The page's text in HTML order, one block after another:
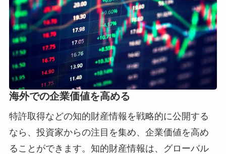
海外での企業価値を高める
特許取得などの知的財産情報を戦略的に公開する
なら、投資家からの注目を集め、企業価値を高め
ることができます。知的財産情報は、グローバル